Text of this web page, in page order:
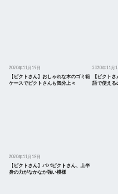
2020年11月19日
【ピクトさん】おしゃれな木のゴミ箱
ケースでピクトさんも気分上々
2020年11月
【ピクト
語で使える
2020年11月18日
【ピクトさん】パパピクトさん、上半
身の力がなかなか強い模様